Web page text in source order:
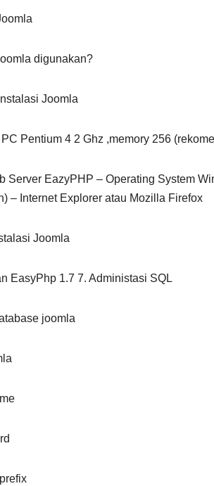
digunakan?
Joomla
Pentium 4 2 Ghz ,memory 256
Server EazyPHP – Operating System
– Internet Explorer atau Mozilla Firefox
Joomla
EasyPhp 1.7 7. Administasi SQL
joomla